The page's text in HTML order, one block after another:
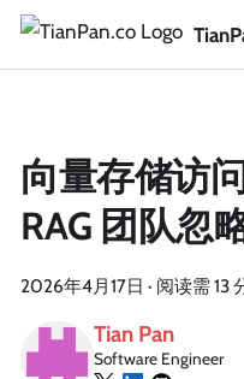
向量存储访
RAG 团队忽
2026年4月17日 · 阅读需 13
Tian Pan
Software Engineer